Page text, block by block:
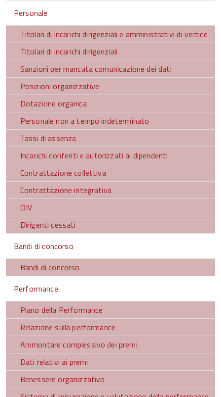
Personale
Titolari di incarichi dirigenziali e amministrativi di vertice
Titolari di incarichi dirigenziali
Sanzioni per mancata comunicazione dei dati
Posizioni organizzative
Dotazione organica
Personale non a tempo indeterminato
Tassi di assenza
Incarichi conferiti e autorizzati ai dipendenti
Contrattazione collettiva
Contrattazione integrativa
OIV
Dirigenti cessati
Bandi di concorso
Bandi di concorso
Performance
Piano della Performance
Relazione sulla performance
Ammontare complessivo dei premi
Dati relativi ai premi
Benessere organizzativo